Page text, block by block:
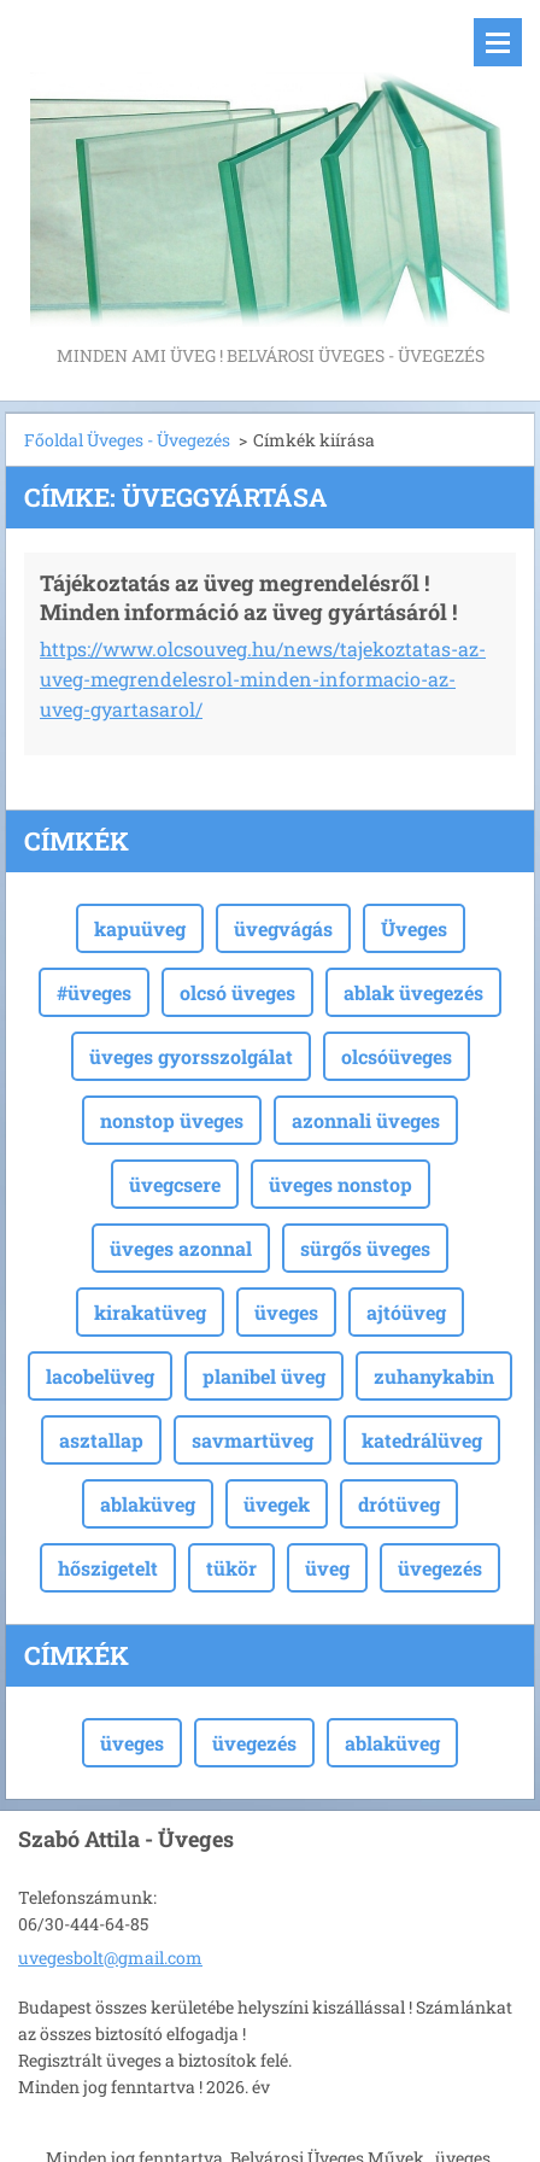
MINDEN AMI ÜVEG ! BELVÁROSI ÜVEGES - ÜVEGEZÉS
Főoldal Üveges - Üvegezés > Címkék kiírása
CÍMKE: ÜVEGGYÁRTÁSA
Tájékoztatás az üveg megrendelésről !
Minden információ az üveg gyártásáról !
https://www.olcsouveg.hu/news/tajekoztatas-az-
uveg-megrendelesrol-minden-informacio-az-
uveg-gyartasarol/
CÍMKÉK
kapuüveg üvegvágás Üveges
#üveges olcsó üveges ablak üvegezés
üveges gyorsszolgálat olcsóüveges
nonstop üveges azonnali üveges
üvegcsere üveges nonstop
üveges azonnal sürgős üveges
kirakatüveg üveges ajtóüveg
lacobelüveg planibel üveg zuhanykabin
asztallap savmartüveg katedrálüveg
ablaküveg üvegek drótüveg
hőszigetelt tükör üveg üvegezés
CÍMKÉK
üveges üvegezés ablaküveg
Szabó Attila - Üveges
Telefonszámunk:
06/30-444-64-85
uvegesbolt@gmail.com
Budapest összes kerületébe helyszíni kiszállással ! Számlánkat
az összes biztosító elfogadja !
Regisztrált üveges a biztosítok felé.
Minden jog fenntartva ! 2026. év